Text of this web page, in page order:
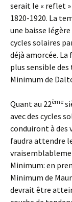
serait le « reflet
1820-1920. La
une baisse
cycles solaires
déjà amorcée. La
plus sensible des
Minimum de
Quant au 22ème
avec des cycles
conduiront à des
faudra attendre
Minimum: en
Minimum de
devrait être